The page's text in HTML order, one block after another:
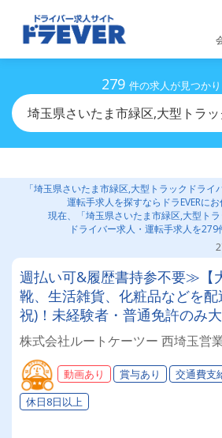
279 件の求人が見つか
埼玉県さいたま市緑区,大型トラ
「埼玉県さいたま市緑区,大型トラックドライ
運転手求人を探すならドラEVERにお
現在、「埼玉県さいたま市緑区,大型ト
ドライバー求人・運転手求人を279
週払い可&履歴書持参不要≫【
靴、生活雑貨、化粧品などを
祝)！未経験者・普通免許のみ
取得時は50%費用補助制度も有
与・勤続給・子ども手当など待
株式会社ルートケーツー 西埼玉営
動画あり 賞与あり 交通費支
休日8日以上